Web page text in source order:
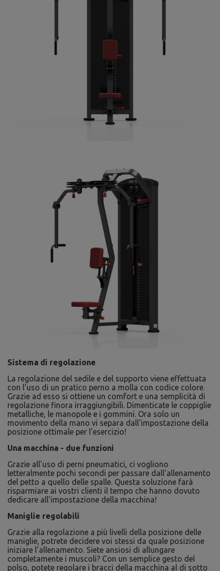
Sistema di regolazione
La regolazione del sedile e del supporto viene effettuata
con l'uso di un pratico perno a molla con codice colore.
Grazie ad esso si ottiene un comfort e una semplicità di
regolazione finora irraggiungibili. Dimenticate le coppiglie
metalliche, le manopole e i gommini. Ora solo un
movimento della mano vi separa dall'impostazione della
posizione ottimale per l'esercizio!
Una macchina - due funzioni
Grazie all'uso di perni pneumatici, ci vogliono
letteralmente pochi secondi per passare dall'allenamento
del petto a quello delle spalle. Questa soluzione farà
risparmiare ai vostri clienti il tempo che hanno dovuto
dedicare all'impostazione della macchina!
Maniglie regolabili
Grazie alla regolazione a più livelli della posizione delle
maniglie, potrete decidere voi stessi da quale posizione
iniziare l'allenamento. Siete ansiosi di allungare
completamente i muscoli? Con un semplice gesto del
polso, potete regolare i bracci della macchina al di sotto